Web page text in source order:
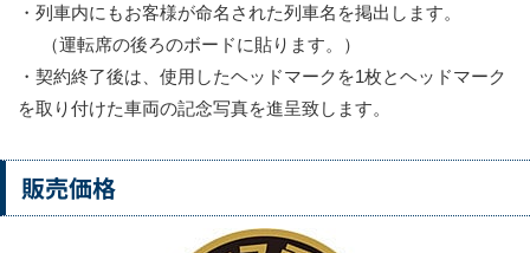
・列車内にもお客様が命名された列車名を掲出します。
（運転席の後ろのボードに貼ります。）
・契約終了後は、使用したヘッドマークを1枚とヘッドマーク
を取り付けた車両の記念写真を進呈致します。
販売価格